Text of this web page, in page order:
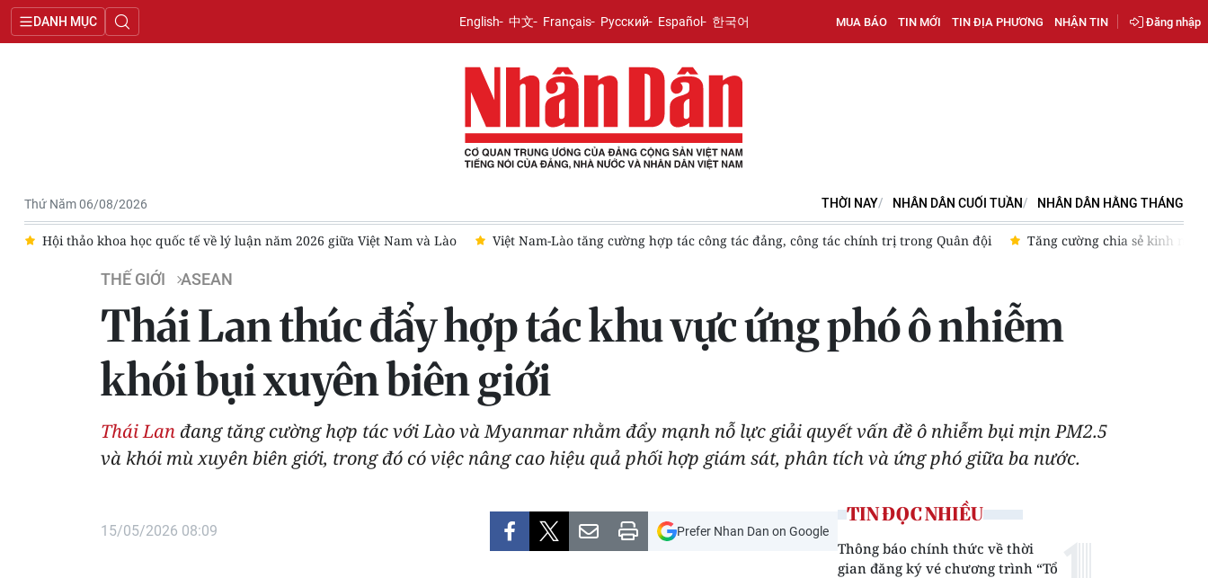
DANH MỤC English 中文 Français Русский Español 한국어 MUA BÁO TIN MỚI TIN ĐỊA PHƯƠNG NHẬN TIN Đăng nhập
Thứ Năm 06/08/2026 THỜI NAY NHÂN DÂN CUỐI TUẦN NHÂN DÂN HẰNG THÁNG
Hội thảo khoa học quốc tế về lý luận năm 2026 giữa Việt Nam và Lào Việt Nam-Lào tăng cường hợp tác công tác đảng, công tác chính trị trong Quân đội Tăng cường chia sẻ kinh
THẾ GIỚI ASEAN
Thái Lan thúc đẩy hợp tác khu vực ứng phó ô nhiễm
khói bụi xuyên biên giới
Thái Lanđang tăng cường hợp tác với Lào và Myanmar nhằm đẩy mạnh nỗ lực giải quyết vấn đề ô nhiễm bụi mịn PM2.5
và khói mù xuyên biên giới, trong đó có việc nâng cao hiệu quả phối hợp giám sát, phân tích và ứng phó giữa ba nước.
15/05/2026 08:09 Prefer Nhan Dan on Google
TIN ĐỌC NHIỀU
Thông báo chính thức về thời
gian đăng ký vé chương trình “Tổ